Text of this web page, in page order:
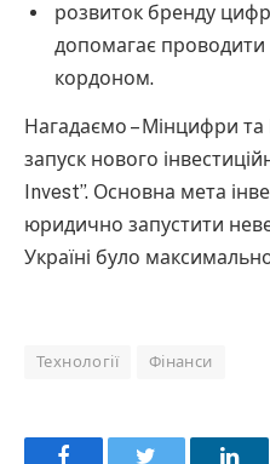
розвиток бренду
допомагає проводити
кордоном.
Нагадаємо – Мінцифри
запуск нового
Invest”. Основна мета
юридично запустити
Україні було
Технології Фінанси
Facebook